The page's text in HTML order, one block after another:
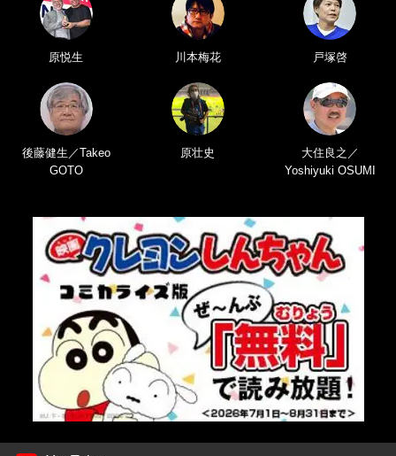
原悦生 川本梅花 戸塚啓
後藤健生／Takeo
GOTO
原壮史
大住良之／
Yoshiyuki OSUMI